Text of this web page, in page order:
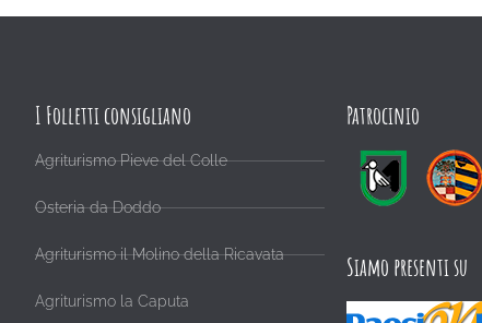
I Folletti consigliano
Agriturismo Pieve del Colle
Osteria da Doddo
Agriturismo il Molino della Ricavata
Agriturismo la Caputa
Patrocinio
Siamo presenti su